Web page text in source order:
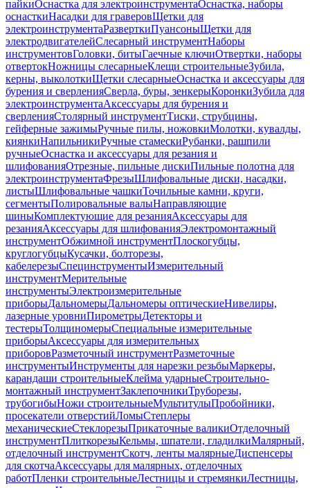
пайкиОснастка для электроинструментаОснастка, наборы
оснасткиНасадки для граверовЩетки для
электроинструментаРазверткиПуансоныЩетки для
электродвигателейСлесарный инструментНаборы
инструментовГоловки, битыГаечные ключиОтвертки, наборы
отвертокНожницы слесарныеКлещи строительныеЗубила,
керны, выколоткиЩетки слесарныеОснастка и аксессуары для
бурения и сверленияСверла, буры, зенкерыКоронкиЗубила для
электроинструментаАксессуары для бурения и
сверленияСтолярный инструментТиски, струбцины,
гейферные зажимыРучные пилы, ножовкиМолотки, кувалды,
киянкиНапильникиРучные стамескиРубанки, рашпили
ручныеОснастка и аксессуары для резания и
шлифованияОтрезные, пильные дискиПильные полотна для
электроинструментаФрезыШлифовальные диски, насадки,
листыШлифовальные чашкиТочильные камни, круги,
сегментыПолировальные валыНаправляющие
шиныКомплектующие для резанияАксессуары для
резанияАксессуары для шлифованияЭлектромонтажный
инструментОбжимной инструментПлоскогубцы,
круглогубцыКусачки, болторезы,
кабелерезыСпецинструментыИзмерительный
инструментМерительные
инструментыЭлектроизмерительные
приборыДальномерыДальномеры оптическиеНивелиры,
лазерные уровниПирометрыДетекторы и
тестерыТолщиномерыСпециальные измерительные
приборыАксессуары для измерительных
приборовРазметочный инструментРазметочные
инструментыИнструменты для нарезки резьбыМаркеры,
карандаши строительныеКлейма ударныеСтроительно-
монтажный инструментЗаклепочникиТруборезы,
трубогибыНожи строительныеМультитулыПробойники,
просекатели отверстийЛомыСтеплеры
механическиеСтеклорезыПрикаточные валикиОтделочный
инструментПлиткорезыКельмы, шпатели, гладилкиМалярный,
отделочный инструментСкотч, ленты малярныеДиспенсеры
для скотчаАксессуары для малярных, отделочных
работПленки строительныеЛестницы и стремянкиЛестницы,